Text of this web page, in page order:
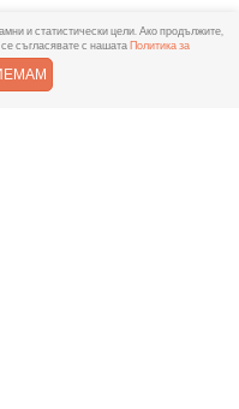
както в
и статистически цели. Ако продължите,
съгласявате с нашатаПолитика за